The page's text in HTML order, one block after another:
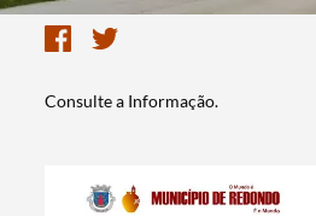
Consulte a Informação.